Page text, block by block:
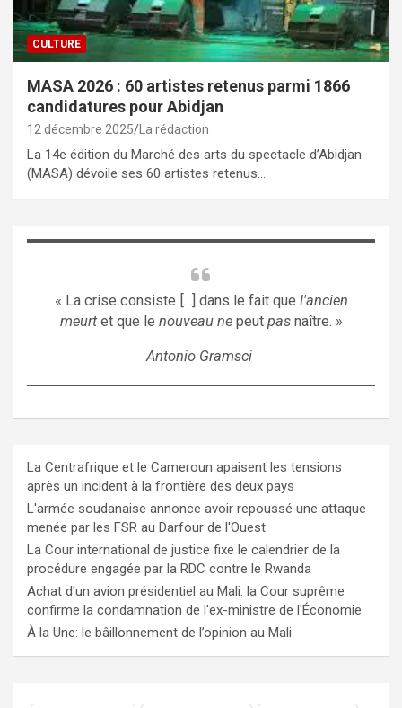
CULTURE
MASA 2026 : 60 artistes retenus parmi 1866
candidatures pour Abidjan
12 décembre 2025 La rédaction
La 14e édition du Marché des arts du spectacle d’Abidjan
(MASA) dévoile ses 60 artistes retenus…
« La crise consiste [...] dans le fait que l'ancien
meurtet que le nouveau nepeut pasnaître. »
Antonio Gramsci
La Centrafrique et le Cameroun apaisent les tensions
après un incident à la frontière des deux pays
L'armée soudanaise annonce avoir repoussé une attaque
menée par les FSR au Darfour de l'Ouest
La Cour international de justice fixe le calendrier de la
procédure engagée par la RDC contre le Rwanda
Achat d'un avion présidentiel au Mali: la Cour suprême
confirme la condamnation de l'ex-ministre de l'Économie
À la Une: le bâillonnement de l’opinion au Mali